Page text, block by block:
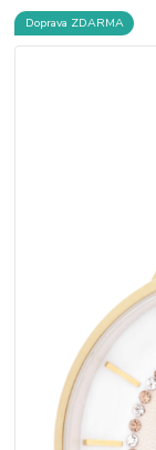
Doprava ZDARMA